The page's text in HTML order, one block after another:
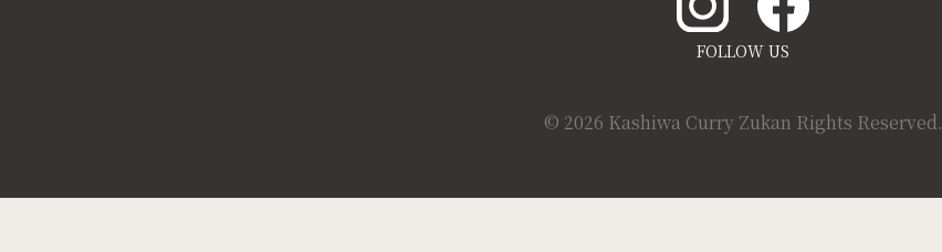
FOLLOW US
© 2026 Kashiwa Curry Zukan Rights Reserved.